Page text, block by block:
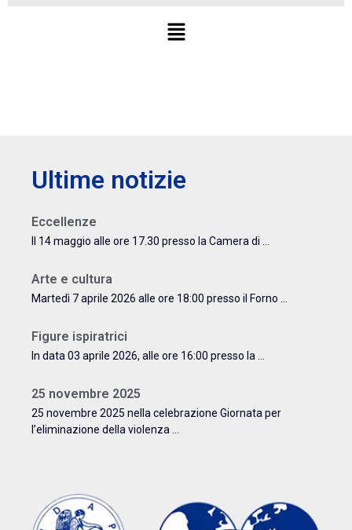
Ultime notizie
Eccellenze
Il 14 maggio alle ore 17.30 presso la Camera di ...
Arte e cultura
Martedì 7 aprile 2026 alle ore 18:00 presso il Forno ...
Figure ispiratrici
In data 03 aprile 2026, alle ore 16:00 presso la ...
25 novembre 2025
25 novembre 2025 nella celebrazione Giornata per
l’eliminazione della violenza ...